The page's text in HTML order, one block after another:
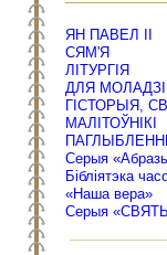
ЯН ПАВЕЛ ІІ
СЯМ'Я
ЛІТУРГІЯ
ДЛЯ МОЛАДЗІ
ГІСТОРЫЯ,
МАЛІТОЎНІКІ
Серыя
Бібліятэка
«Наша вера»
Серыя